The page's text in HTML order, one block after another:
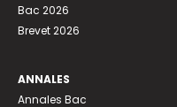
Bac 2026
Brevet 2026
ANNALES
Annales Bac